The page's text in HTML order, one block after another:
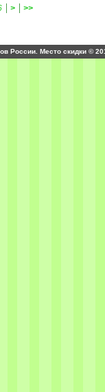
| > | >>
России. Место скидки ©